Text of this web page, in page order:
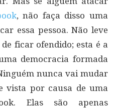
, não faça disso uma
essa pessoa. Não leve
ficar ofendido; esta é a
democracia formada
nunca vai mudar
vista por causa de uma
Elas são apenas